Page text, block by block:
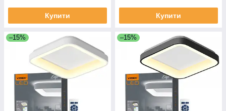
Купити Купити
–15% –15%